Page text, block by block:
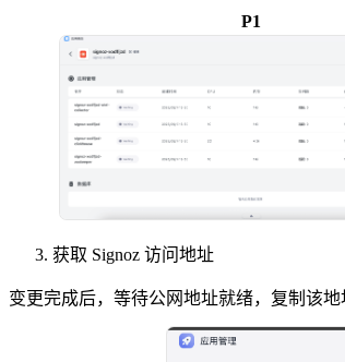
P1
获取 Signoz 访问地址
变更完成后，等待公网地址就绪，复制该